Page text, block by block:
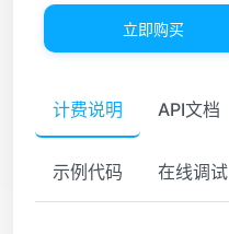
立即购买
计费说明 API文档
示例代码 在线调试